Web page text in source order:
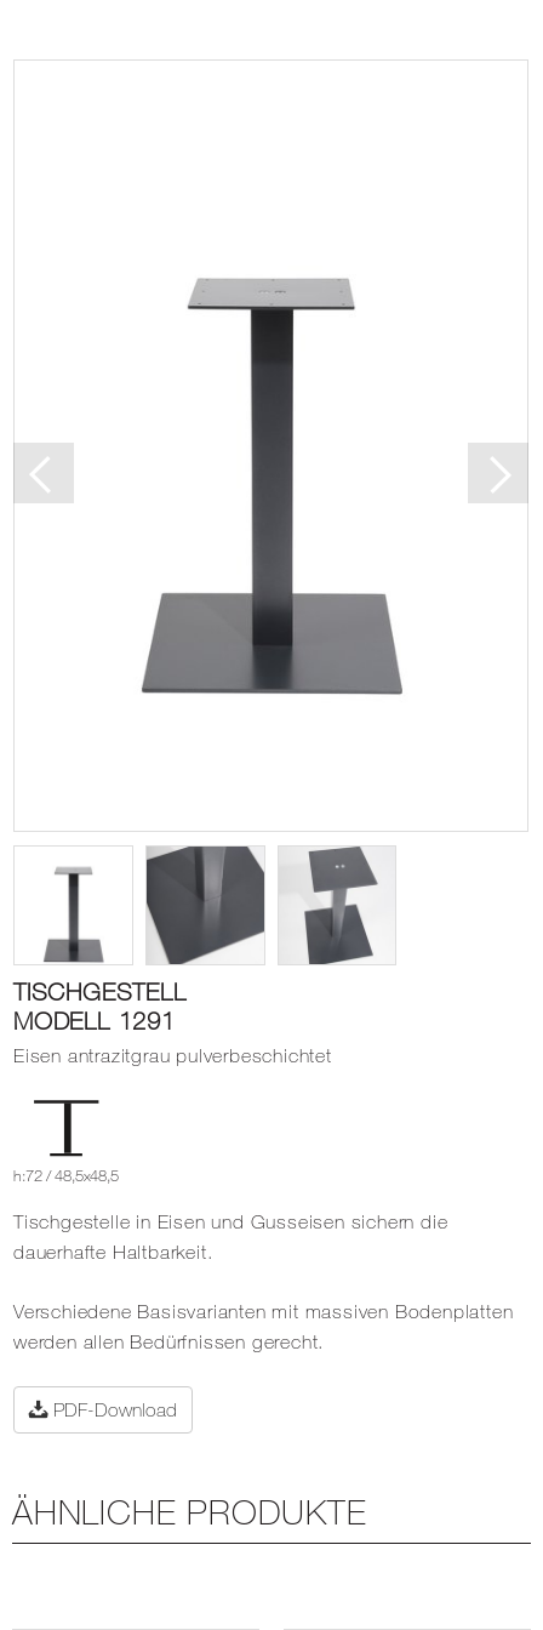
TISCHGESTELL
MODELL 1291
Eisen antrazitgrau pulverbeschichtet
h:72 / 48,5x48,5
Tischgestelle in Eisen und Gusseisen sichern die
dauerhafte Haltbarkeit.
Verschiedene Basisvarianten mit massiven Bodenplatten
werden allen Bedürfnissen gerecht.
PDF-Download
ÄHNLICHE PRODUKTE